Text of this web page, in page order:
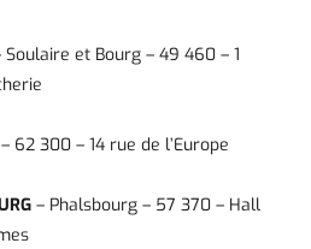
Soulaire et Bourg – 49 460 – 1
62 300 – 14 rue de l’Europe
– Phalsbourg – 57 370 – Hall